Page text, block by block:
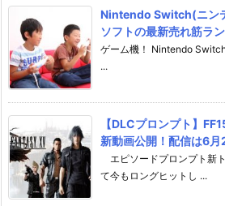
Nintendo Switch(ニン
ソフトの最新売れ筋ラ
ゲーム機！ Nintendo
...
【DLCプロンプト】
新動画公開！配信は6
エピソードプロンプト新
て今もロングヒットし ...